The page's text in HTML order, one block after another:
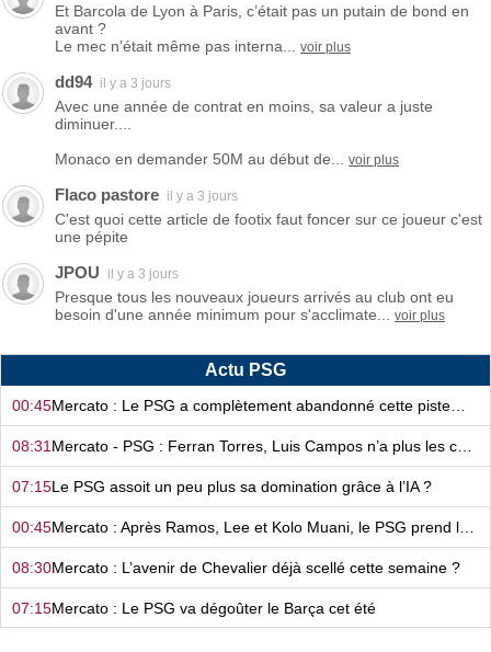
Et Barcola de Lyon à Paris, c’était pas un putain de bond en
avant ?
Le mec n’était même pas interna...
voir plus
dd94 il y a 3 jours
Avec une année de contrat en moins, sa valeur a juste
diminuer....
Monaco en demander 50M au début de...
voir plus
Flaco pastore il y a 3 jours
C'est quoi cette article de footix faut foncer sur ce joueur c'est
une pépite
JPOU il y a 3 jours
Presque tous les nouveaux joueurs arrivés au club ont eu
besoin d'une année minimum pour s'acclimate...
voir plus
Actu PSG
00:45Mercato : Le PSG a complètement abandonné cette piste…
08:31
07:15Le PSG assoit un peu plus sa domination grâce à l’IA ?
00:45
08:30Mercato : L’avenir de Chevalier déjà scellé cette semaine ?
07:15Mercato : Le PSG va dégoûter le Barça cet été